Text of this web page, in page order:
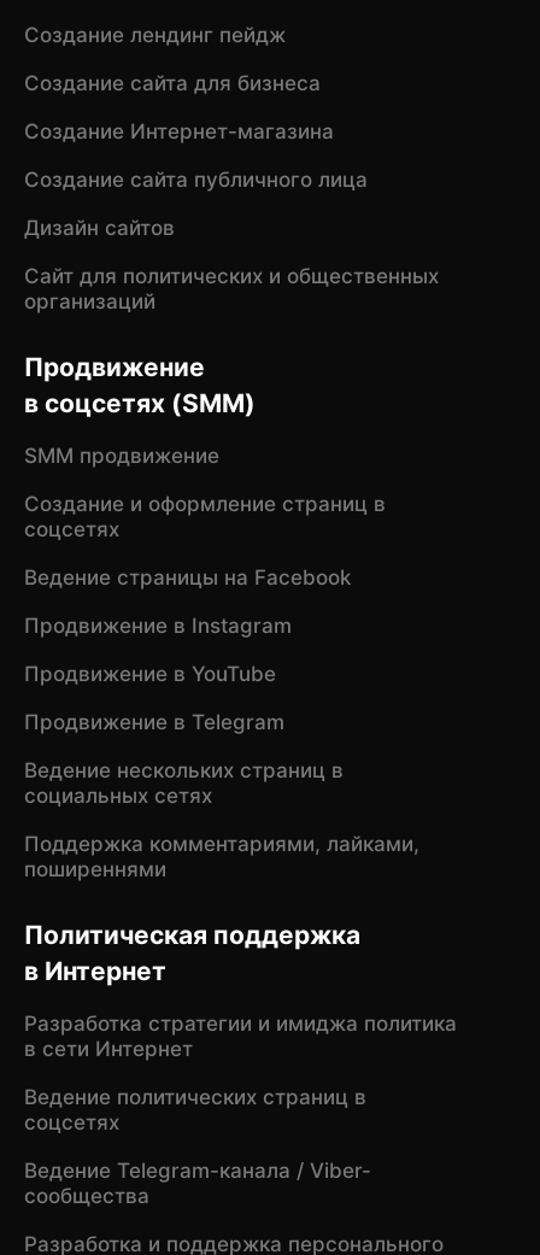
Создание лендинг пейдж
Создание сайта для бизнеса
Создание Интернет-магазина
Создание сайта публичного лица
Дизайн сайтов
Сайт для политических и общественных
организаций
Продвижение
в соцсетях (SMM)
SMM продвижение
Создание и оформление страниц в
соцсетях
Ведение страницы на Facebook
Продвижение в Instagram
Продвижение в YouTube
Продвижение в Telegram
Ведение нескольких страниц в
социальных сетях
Поддержка комментариями, лайками,
поширеннями
Политическая поддержка
в Интернет
Разработка стратегии и имиджа политика
в сети Интернет
Ведение политических страниц в
соцсетях
Ведение Telegram-канала / Viber-
сообщества
Разработка и поддержка персонального